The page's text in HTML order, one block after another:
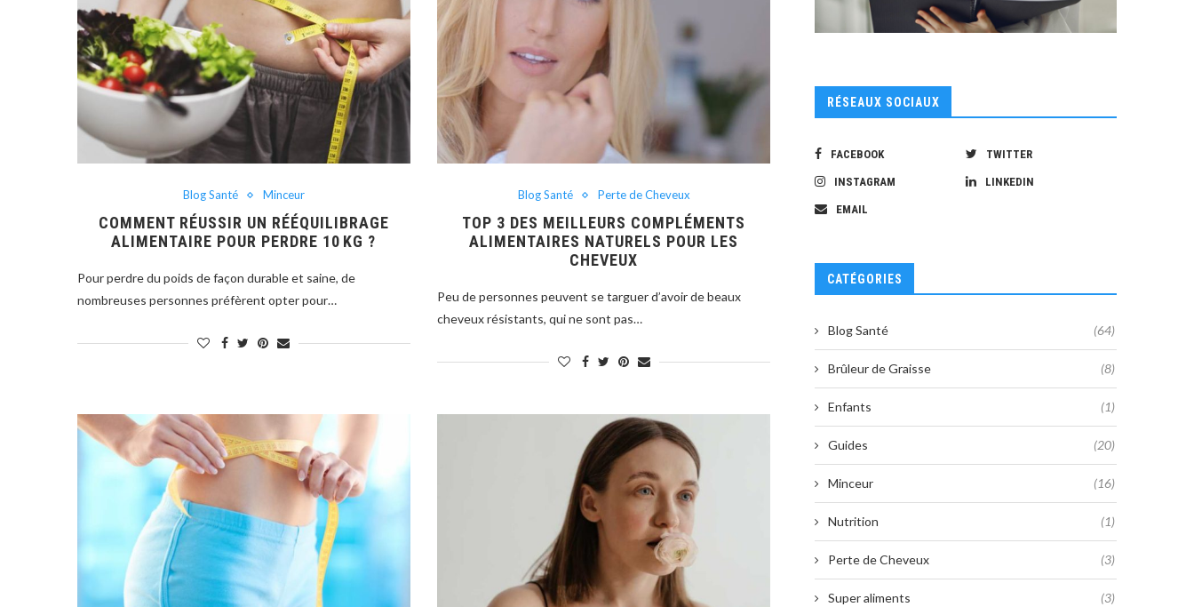
Blog Santé Minceur
COMMENT RÉUSSIR UN RÉÉQUILIBRAGE
ALIMENTAIRE POUR PERDRE 10 KG ?
Pour perdre du poids de façon durable et saine, de
nombreuses personnes préfèrent opter pour…
Blog Santé Perte de Cheveux
TOP 3 DES MEILLEURS COMPLÉMENTS
ALIMENTAIRES NATURELS POUR LES
CHEVEUX
Peu de personnes peuvent se targuer d’avoir de beaux
cheveux résistants, qui ne sont pas…
RÉSEAUX SOCIAUX
FACEBOOK TWITTER
INSTAGRAM LINKEDIN
EMAIL
CATÉGORIES
Blog Santé (64)
Brûleur de Graisse (8)
Enfants (1)
Guides (20)
Minceur (16)
Nutrition (1)
Perte de Cheveux (3)
Super aliments (3)